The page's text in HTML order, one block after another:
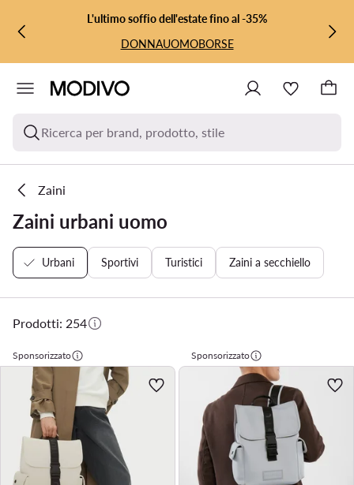
VAI AL CONTENUTO PRINCIPALE
VAI ALLA RICERCAL'ultimo soffio dell'estate fino al -35%
DONNAUOMOBORSE
Ricerca per brand, prodotto, stile
Zaini
Zaini urbani uomo
Urbani Sportivi Turistici Zaini a secchiello
Prodotti: 254
Sponsorizzato Sponsorizzato